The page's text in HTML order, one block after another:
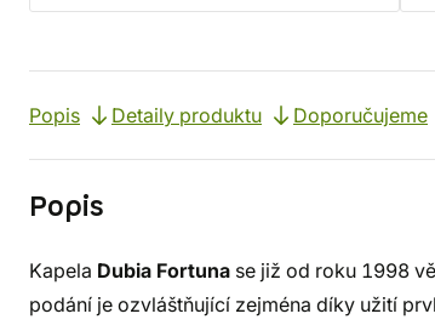
Popis Detaily produktu Doporučujeme
Popis
Kapela Dubia Fortuna se již od roku 1998
podání je ozvláštňující zejména díky užití